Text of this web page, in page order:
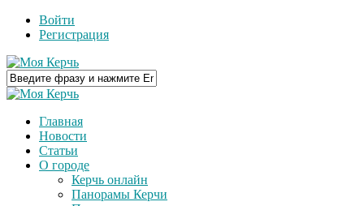
Войти
Регистрация
Главная
Новости
Статьи
О городе
Керчь онлайн
Панорамы Керчи